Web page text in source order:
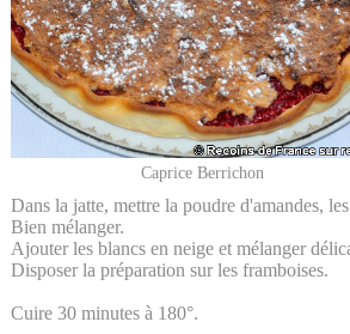
Caprice Berrichon
Dans la jatte, mettre la poudre d'amandes,
Bien mélanger.
Ajouter les blancs en neige et mélanger
Disposer la préparation sur les framboises.
Cuire 30 minutes à 180°.